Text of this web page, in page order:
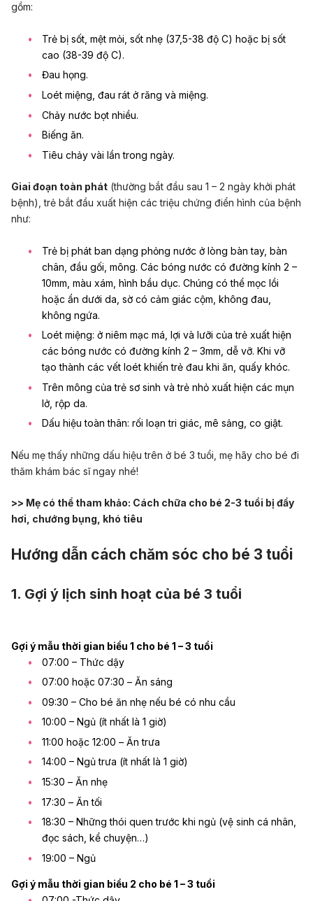
gồm:
Trẻ bị sốt , mệt mỏi, sốt nhẹ (37,5-38 độ C) hoặc bị sốt
cao (38-39 độ C).
Đau họng.
Loét miệng, đau rát ở răng và miệng.
Chảy nước bọt nhiều.
Biếng ăn.
Tiêu chảy vài lần trong ngày.
Giai đoạn toàn phát (thường bắt đầu sau 1 – 2 ngày khởi phát
bệnh), trẻ bắt đầu xuất hiện các triệu chứng điển hình của bệnh
như:
Trẻ bị phát ban dạng phỏng nước ở lòng bàn tay, bàn
chân, đầu gối, mông. Các bóng nước có đường kính 2 –
10mm, màu xám, hình bầu dục. Chúng có thể mọc lồi
hoặc ẩn dưới da, sờ có cảm giác cộm, không đau,
không ngứa.
Loét miệng: ở niêm mạc má, lợi và lưỡi của trẻ xuất hiện
các bóng nước có đường kính 2 – 3mm, dễ vỡ. Khi vỡ
tạo thành các vết loét khiến trẻ đau khi ăn, quấy khóc.
Trên mông của trẻ sơ sinh và trẻ nhỏ xuất hiện các mụn
lở, rộp da.
Dấu hiệu toàn thân: rối loạn tri giác, mê sảng, co giật.
Nếu mẹ thấy những dấu hiệu trên ở bé 3 tuổi, mẹ hãy cho bé đi
thăm khám bác sĩ ngay nhé!
>> Mẹ có thể tham khảo: Cách chữa cho bé 2-3 tuổi bị đầy
hơi, chướng bụng, khó tiêu
Hướng dẫn cách chăm sóc cho bé 3 tuổi
1. Gợi ý lịch sinh hoạt của bé 3 tuổi
Gợi ý mẫu thời gian biểu 1 cho bé 1 – 3 tuổi
07:00 – Thức dậy
07:00 hoặc 07:30 – Ăn sáng
09:30 – Cho bé ăn nhẹ nếu bé có nhu cầu
10:00 – Ngủ (ít nhất là 1 giờ)
11:00 hoặc 12:00 – Ăn trưa
14:00 – Ngủ trưa (ít nhất là 1 giờ)
15:30 – Ăn nhẹ
17:30 – Ăn tối
18:30 – Những thói quen trước khi ngủ (vệ sinh cá nhân,
đọc sách, kể chuyện…)
19:00 – Ngủ
Gợi ý mẫu thời gian biểu 2 cho bé 1 – 3 tuổi